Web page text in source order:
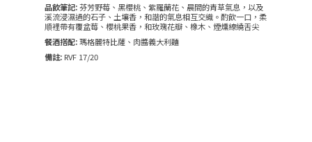
品飲筆記:芬芳野莓、黑櫻桃、紫羅蘭花、晨間的青草氣息，以及
溪流浸濕過的石子、土壤香，和諧的氣息相互交織。酌飲一口，柔
順裡帶有覆盆莓、櫻桃果香，和玫瑰花瓣、橡木、煙燻繚繞舌尖
餐酒搭配:瑪格麗特比薩、肉醬義大利麵
備註: RVF 17/20